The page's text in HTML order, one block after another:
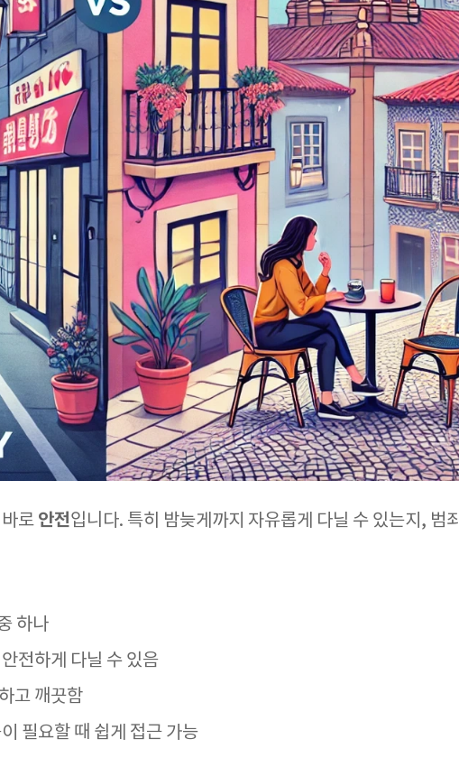
로 안전입니다. 특히 밤늦게까지 자유롭게 다닐 수 있는지, 범죄
하나
전하게 다닐 수 있음
고 깨끗함
필요할 때 쉽게 접근 가능